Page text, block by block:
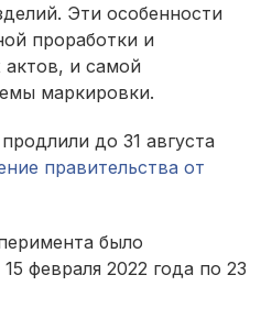
Эти особенности
проработки и
и самой
маркировки.
до 31 августа
правительства от
было
февраля 2022 года по 23